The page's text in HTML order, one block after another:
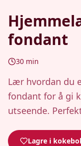
fondant
30 min
Lær hvordan du
fondant for å gi
utseende.
Lagre i